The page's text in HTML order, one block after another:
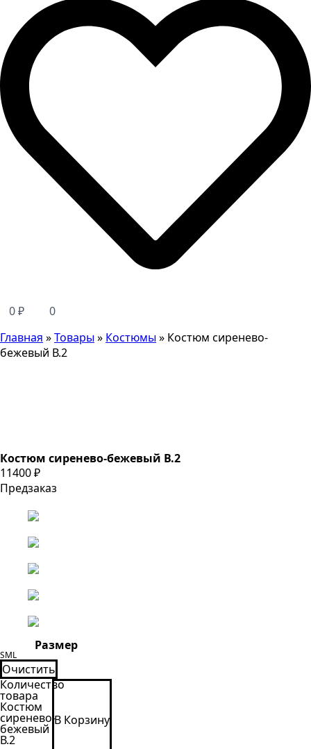
0₽
0
Главная »Товары» Костюмы» Костюм сиренево-
бежевый В.2
Костюм сиренево-бежевый В.2
11400₽
Предзаказ
Размер
SML
Очистить
Количество
товара
Костюм
сиренево-
бежевый
В.2
В Корзину